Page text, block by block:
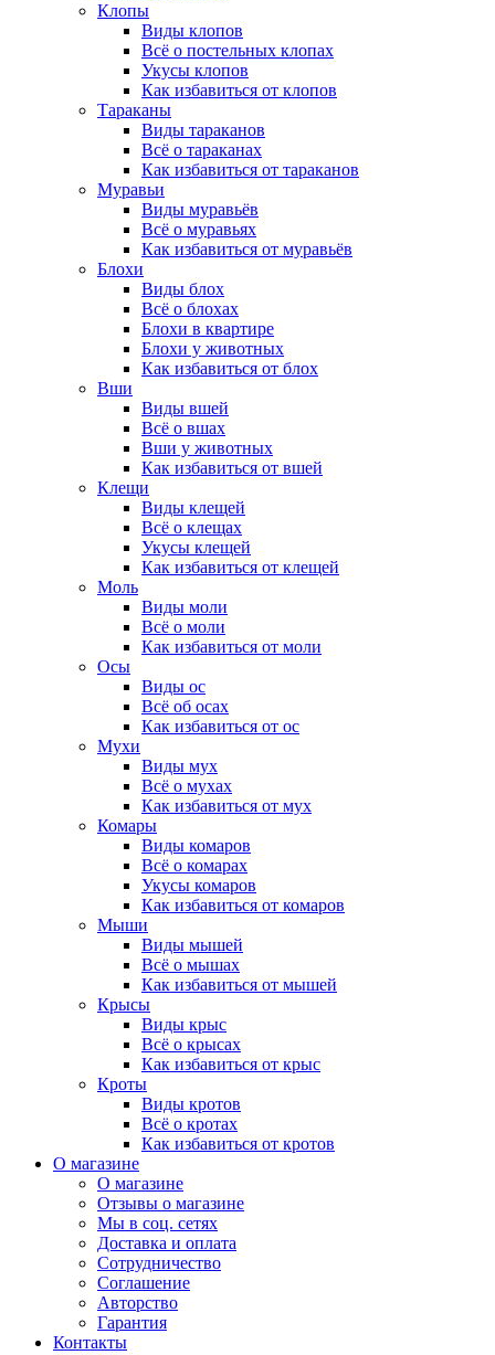
Клопы
Виды клопов
Всё о постельных клопах
Укусы клопов
Как избавиться от клопов
Тараканы
Виды тараканов
Всё о тараканах
Как избавиться от тараканов
Муравьи
Виды муравьёв
Всё о муравьях
Как избавиться от муравьёв
Блохи
Виды блох
Всё о блохах
Блохи в квартире
Блохи у животных
Как избавиться от блох
Вши
Виды вшей
Всё о вшах
Вши у животных
Как избавиться от вшей
Клещи
Виды клещей
Всё о клещах
Укусы клещей
Как избавиться от клещей
Моль
Виды моли
Всё о моли
Как избавиться от моли
Осы
Виды ос
Всё об осах
Как избавиться от ос
Мухи
Виды мух
Всё о мухах
Как избавиться от мух
Комары
Виды комаров
Всё о комарах
Укусы комаров
Как избавиться от комаров
Мыши
Виды мышей
Всё о мышах
Как избавиться от мышей
Крысы
Виды крыс
Всё о крысах
Как избавиться от крыс
Кроты
Виды кротов
Всё о кротах
Как избавиться от кротов
О магазине
О магазине
Отзывы о магазине
Мы в соц. сетях
Доставка и оплата
Сотрудничество
Соглашение
Авторство
Гарантия
Контакты